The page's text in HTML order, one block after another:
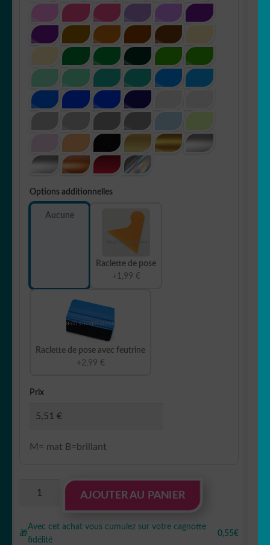
Options additionnelles
Aucune
Raclette de pose
+1,99 €
Raclette de pose avec feutrine
+2,99 €
Prix
M= mat B=brillant
Autocollant
AJOUTER AU PANIER
🎁
Avec cet achat vous cumulez sur votre cagnotte
fidélité
0,55€